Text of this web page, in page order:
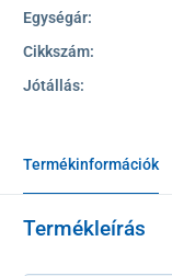
Egységár:
Cikkszám:
Jótállás:
Termékinformációk
Termékleírás